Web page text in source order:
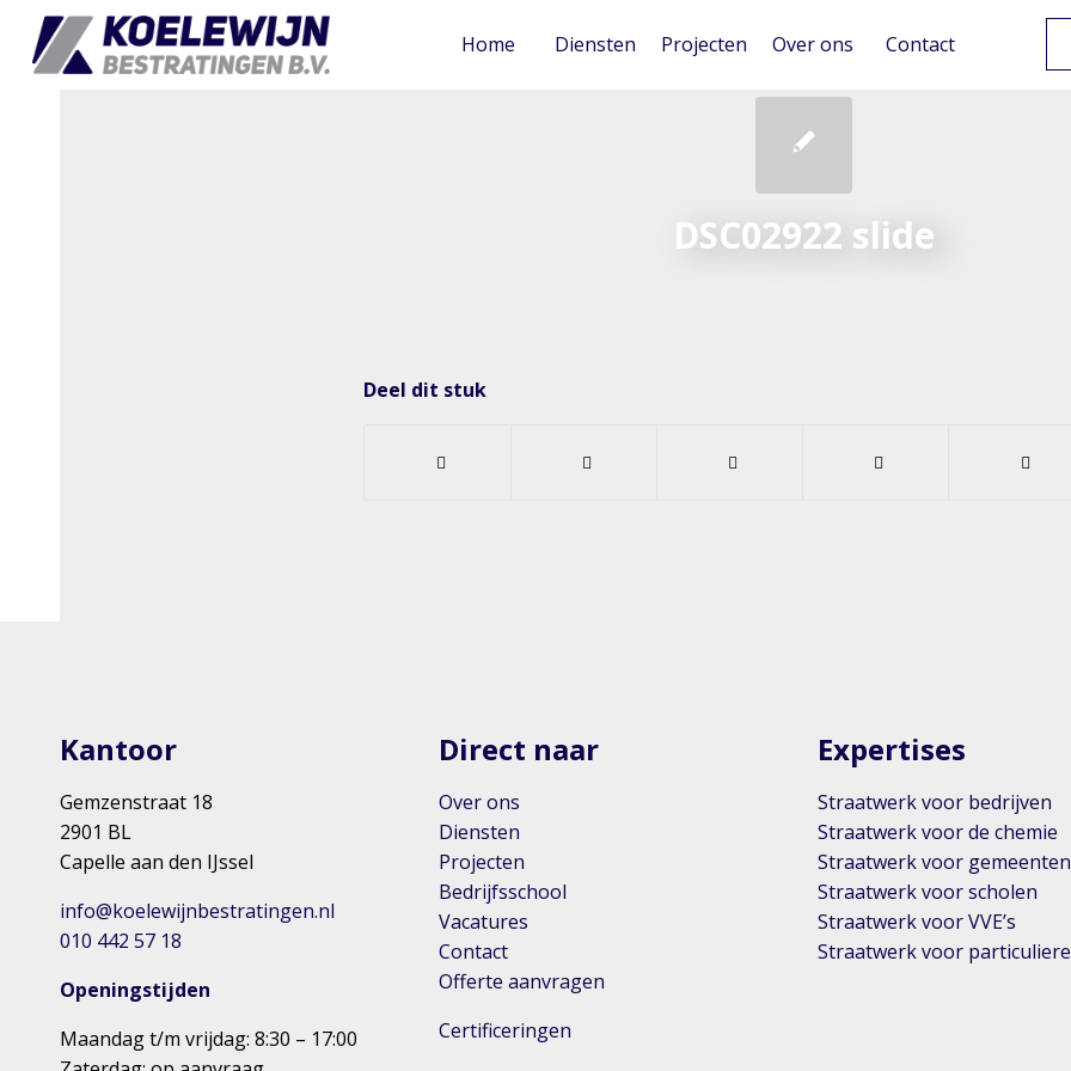
Home Diensten Projecten Over ons Contact
DSC02922 slide
Deel dit stuk
Kantoor
Gemzenstraat 18
2901 BL
Capelle aan den IJssel
info@koelewijnbestratingen.nl
010 442 57 18
Openingstijden
Maandag t/m vrijdag: 8:30 – 17:00
Direct naar
Over ons
Diensten
Projecten
Bedrijfsschool
Vacatures
Contact
Offerte aanvragen
Certificeringen
Expertises
Straatwerk voor bedrijven
Straatwerk voor de chemie
Straatwerk voor gemeenten
Straatwerk voor scholen
Straatwerk voor VVE’s
Straatwerk voor